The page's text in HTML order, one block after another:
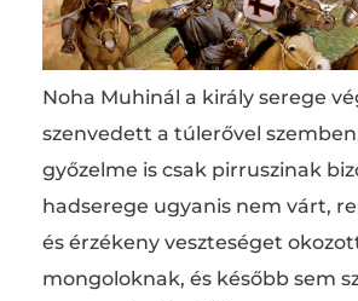
Noha Muhinál a király serege
szenvedett a túlerővel
győzelme is csak pirruszinak
hadserege ugyanis nem várt,
és érzékeny veszteséget
mongoloknak, és később sem